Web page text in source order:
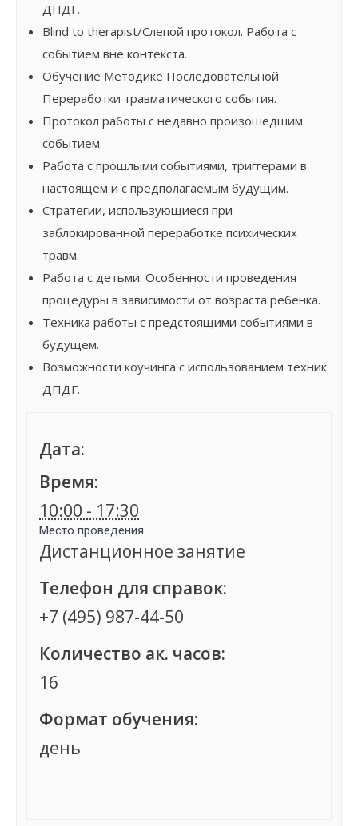
ДПДГ.
Blind to therapist/Слепой протокол. Работа с
событием вне контекста.
Обучение Методике Последовательной
Переработки травматического события.
Протокол работы с недавно произошедшим
событием.
Работа с прошлыми событиями, триггерами в
настоящем и с предполагаемым будущим.
Стратегии, использующиеся при
заблокированной переработке психических
травм.
Работа с детьми. Особенности проведения
процедуры в зависимости от возраста ребенка.
Техника работы с предстоящими событиями в
будущем.
Возможности коучинга с использованием техник
ДПДГ.
Дата:
Время:
10:00 - 17:30
Место проведения
Дистанционное занятие
Телефон для справок:
+7 (495) 987-44-50
Количество ак. часов:
16
Формат обучения:
день